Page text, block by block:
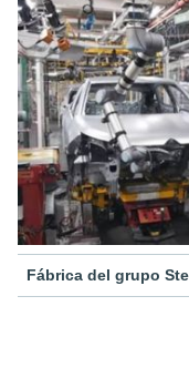
Fábrica del grupo